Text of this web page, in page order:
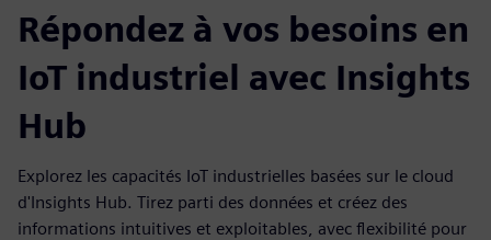
Répondez à vos besoins en
IoT industriel avec Insights
Hub
Explorez les capacités IoT industrielles basées sur le cloud
d'Insights Hub. Tirez parti des données et créez des
informations intuitives et exploitables, avec flexibilité pour